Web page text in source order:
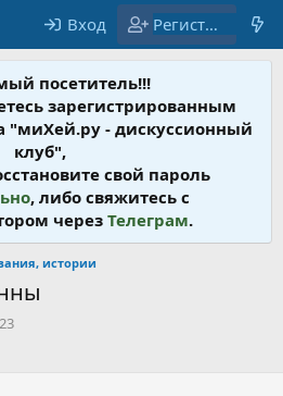
Вход Регистрация
посетитель!!!
зарегистрированным
"миХей.ру - дискусcионный
клуб",
свой пароль
, либо свяжитесь с
через Телеграм.
истории